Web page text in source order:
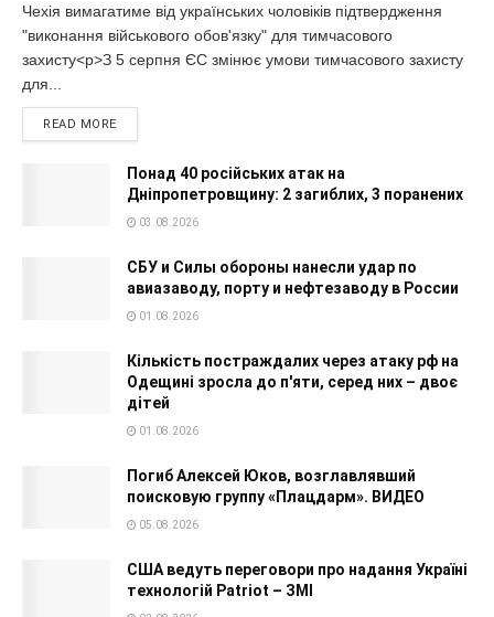
Чехія вимагатиме від українських чоловіків підтвердження
"виконання військового обов'язку" для тимчасового
захисту<p>З 5 серпня ЄС змінює умови тимчасового захисту
для...
READ MORE
Понад 40 російських атак на
Дніпропетровщину: 2 загиблих, 3 поранених
03.08.2026
СБУ и Силы обороны нанесли удар по
авиазаводу, порту и нефтезаводу в России
01.08.2026
Кількість постраждалих через атаку рф на
Одещині зросла до п'яти, серед них – двоє
дітей
01.08.2026
Погиб Алексей Юков, возглавлявший
поисковую группу «Плацдарм». ВИДЕО
05.08.2026
США ведуть переговори про надання Україні
технологій Patriot – ЗМІ